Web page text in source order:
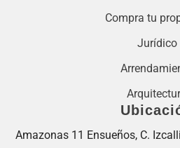
Compra tu
Jurídico
Amazonas 11 Ensueños, C.